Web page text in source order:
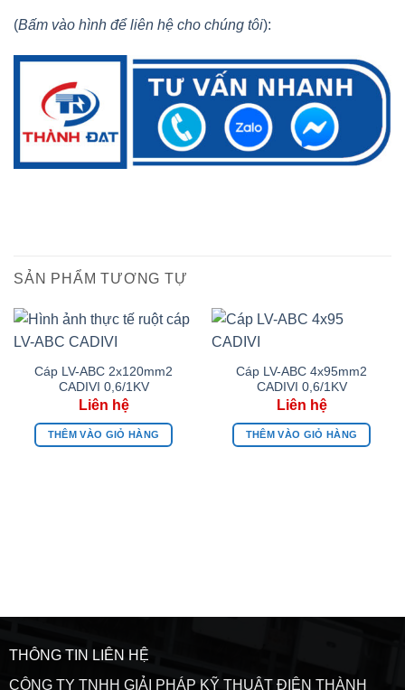
(Bấm vào hình để liên hệ cho chúng tôi):
SẢN PHẨM TƯƠNG TỰ
Cáp LV-ABC 2x120mm2
CADIVI 0,6/1KV
THÊM VÀO GIỎ HÀNG
Cáp LV-ABC 4x95mm2
CADIVI 0,6/1KV
THÊM VÀO GIỎ HÀNG
THÔNG TIN LIÊN HỆ
CÔNG TY TNHH GIẢI PHÁP KỸ THUẬT ĐIỆN THÀNH